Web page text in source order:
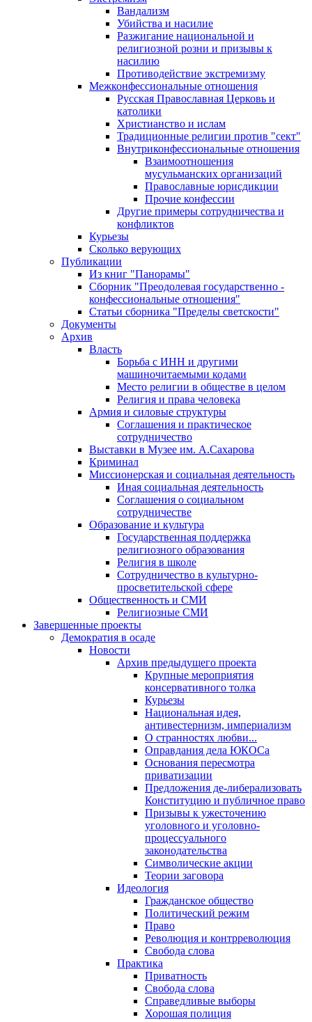
Вандализм
Убийства и насилие
Разжигание национальной и
религиозной розни и призывы к
насилию
Противодействие экстремизму
Межконфессиональные отношения
Русская Православная Церковь и
католики
Христианство и ислам
Традиционные религии против "сект"
Внутриконфессиональные отношения
Взаимоотношения
мусульманских организаций
Православные юрисдикции
Прочие конфессии
Другие примеры сотрудничества и
конфликтов
Курьезы
Сколько верующих
Публикации
Из книг "Панорамы"
Сборник "Преодолевая государственно -
конфессиональные отношения"
Статьи сборника "Пределы светскости"
Документы
Архив
Власть
Борьба с ИНН и другими
машиночитаемыми кодами
Место религии в обществе в целом
Религия и права человека
Армия и силовые структуры
Соглашения и практическое
сотрудничество
Выставки в Музее им. А.Сахарова
Криминал
Миссионерская и социальная деятельность
Иная социальная деятельность
Соглашения о социальном
сотрудничестве
Образование и культура
Государственная поддержка
религиозного образования
Религия в школе
Сотрудничество в культурно-
просветительской сфере
Общественность и СМИ
Религиозные СМИ
Завершенные проекты
Демократия в осаде
Новости
Архив предыдущего проекта
Крупные мероприятия
консервативного толка
Курьезы
Национальная идея,
антивестернизм, империализм
О странностях любви...
Оправдания дела ЮКОСа
Основания пересмотра
приватизации
Предложения де-либерализовать
Конституцию и публичное право
Призывы к ужесточению
уголовного и уголовно-
процессуального
законодательства
Символические акции
Теории заговора
Идеология
Гражданское общество
Политический режим
Право
Революция и контрреволюция
Свобода слова
Практика
Приватность
Свобода слова
Справедливые выборы
Хорошая полиция